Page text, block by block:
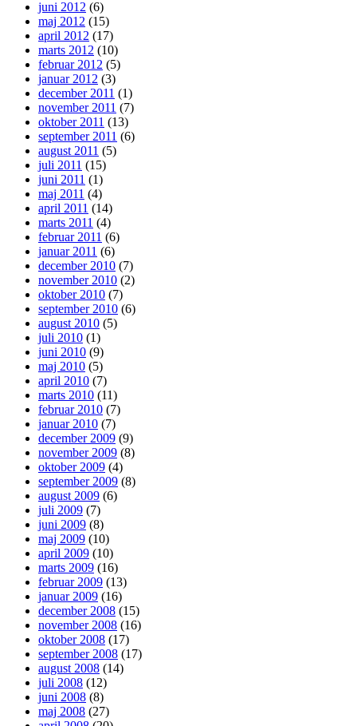
juni 2012 (6)
maj 2012 (15)
april 2012 (17)
marts 2012 (10)
februar 2012 (5)
januar 2012 (3)
december 2011 (1)
november 2011 (7)
oktober 2011 (13)
september 2011 (6)
august 2011 (5)
juli 2011 (15)
juni 2011 (1)
maj 2011 (4)
april 2011 (14)
marts 2011 (4)
februar 2011 (6)
januar 2011 (6)
december 2010 (7)
november 2010 (2)
oktober 2010 (7)
september 2010 (6)
august 2010 (5)
juli 2010 (1)
juni 2010 (9)
maj 2010 (5)
april 2010 (7)
marts 2010 (11)
februar 2010 (7)
januar 2010 (7)
december 2009 (9)
november 2009 (8)
oktober 2009 (4)
september 2009 (8)
august 2009 (6)
juli 2009 (7)
juni 2009 (8)
maj 2009 (10)
april 2009 (10)
marts 2009 (16)
februar 2009 (13)
januar 2009 (16)
december 2008 (15)
november 2008 (16)
oktober 2008 (17)
september 2008 (17)
august 2008 (14)
juli 2008 (12)
juni 2008 (8)
maj 2008 (27)